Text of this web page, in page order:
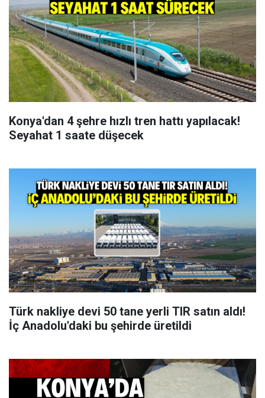
Konya'dan 4 şehre hızlı tren hattı yapılacak!
Seyahat 1 saate düşecek
Türk nakliye devi 50 tane yerli TIR satın aldı!
İç Anadolu'daki bu şehirde üretildi